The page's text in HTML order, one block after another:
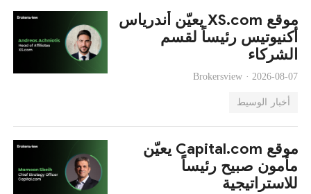
موقع XS.com يعيّن أندرياس
أكنيوتيس رئيساً لقسم
الشركاء
Brokersview · 2026-08-07
أخبار الوسيط
موقع Capital.com يعيّن
مأمون صبيح رئيساً
للاستراتيجية